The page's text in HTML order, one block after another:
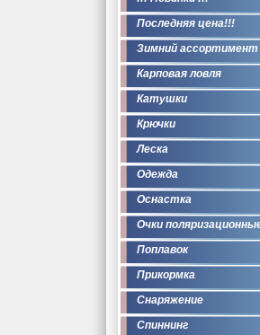
Последняя цена!!!
Зимний ассортимент
Карповая ловля
Катушки
Крючки
Леска
Одежда
Оснастка
Очки
Поплавок
Прикормка
Снаряжение
Спиннинг